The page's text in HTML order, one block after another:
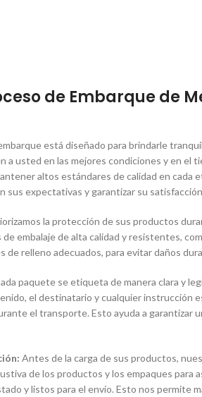
de Embarque de
está diseñado para brindarle
a usted en las mejores condiciones y en el
altos estándares de calidad en cada
sus expectativas y garantizar su
la protección de sus productos
embalaje de alta calidad y resistentes,
de relleno adecuados, para evitar daños
paquete se etiqueta de manera clara y
el destinatario y cualquier instrucción
el transporte. Esto ayuda a garantizar
Antes de la carga de sus productos,
de los productos y los empaques para
y listos para el envío. Esto nos permite